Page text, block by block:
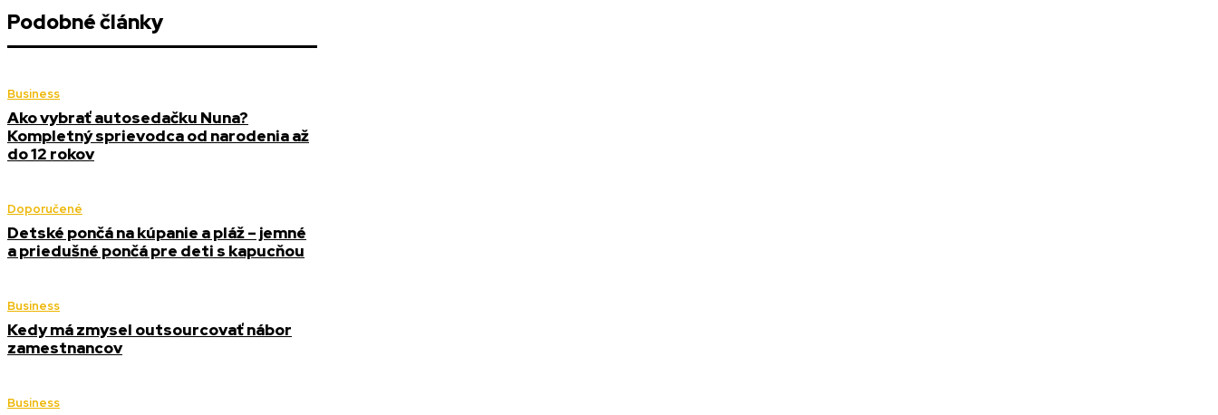
Podobné články
Business
Ako vybrať autosedačku Nuna?
Kompletný sprievodca od narodenia až
do 12 rokov
Doporučené
Detské pončá na kúpanie a pláž – jemné
a priedušné pončá pre deti s kapucňou
Business
Kedy má zmysel outsourcovať nábor
zamestnancov
Business